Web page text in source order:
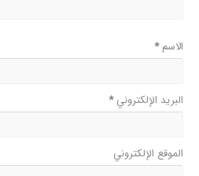
الاسم*
البريد الإلكتروني*
الموقع الإلكتروني